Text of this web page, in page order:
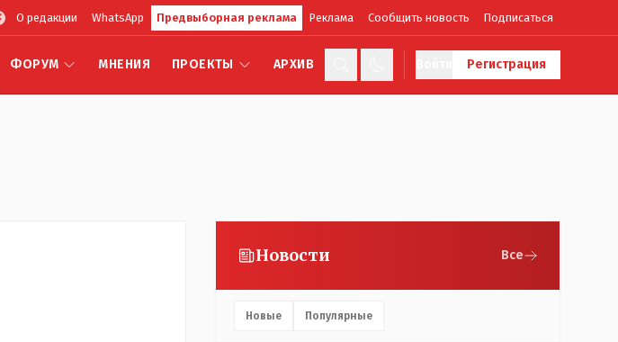
О редакции WhatsApp Предвыборная реклама Реклама Сообщить новость Подписаться
ФОРУМ МНЕНИЯ ПРОЕКТЫ АРХИВ Регистрация
Новости Все
Новые Популярные